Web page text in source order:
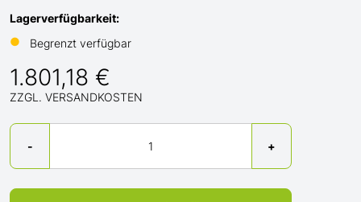
Lagerverfügbarkeit:
●
Begrenzt verfügbar
1.801,18 €
ZZGL. VERSANDKOSTEN
-
Menge
+